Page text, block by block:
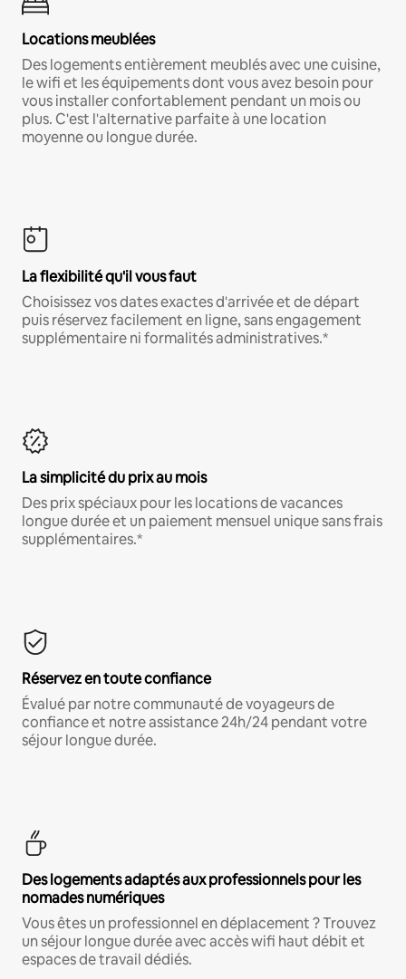
Locations meublées
Des logements entièrement meublés avec une cuisine,
le wifi et les équipements dont vous avez besoin pour
vous installer confortablement pendant un mois ou
plus. C'est l'alternative parfaite à une location
moyenne ou longue durée.
La flexibilité qu'il vous faut
Choisissez vos dates exactes d'arrivée et de départ
puis réservez facilement en ligne, sans engagement
supplémentaire ni formalités administratives.*
La simplicité du prix au mois
Des prix spéciaux pour les locations de vacances
longue durée et un paiement mensuel unique sans frais
supplémentaires.*
Réservez en toute confiance
Évalué par notre communauté de voyageurs de
confiance et notre assistance 24h/24 pendant votre
séjour longue durée.
Des logements adaptés aux professionnels pour les
nomades numériques
Vous êtes un professionnel en déplacement ? Trouvez
un séjour longue durée avec accès wifi haut débit et
espaces de travail dédiés.